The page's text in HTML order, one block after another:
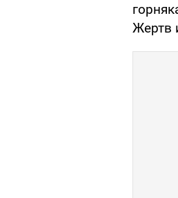
Жертв